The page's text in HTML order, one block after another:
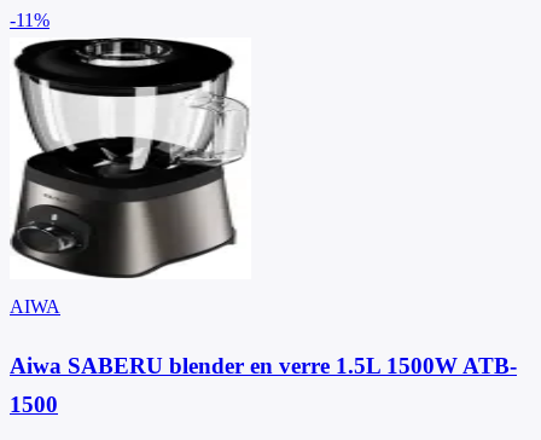
-11%
AIWA
Aiwa SABERU blender en verre 1.5L 1500W ATB-
1500